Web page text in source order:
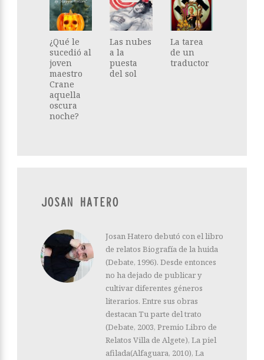
¿Qué le
sucedió al
joven
maestro
Crane
aquella
oscura
noche?
Las nubes
a la
puesta
del sol
La tarea
de un
traductor
JOSAN HATERO
Josan Hatero debutó con el libro
de relatos Biografía de la huida
(Debate, 1996). Desde entonces
no ha dejado de publicar y
cultivar diferentes géneros
literarios. Entre sus obras
destacan Tu parte del trato
(Debate, 2003, Premio Libro de
Relatos Villa de Algete), La piel
afilada(Alfaguara, 2010), La